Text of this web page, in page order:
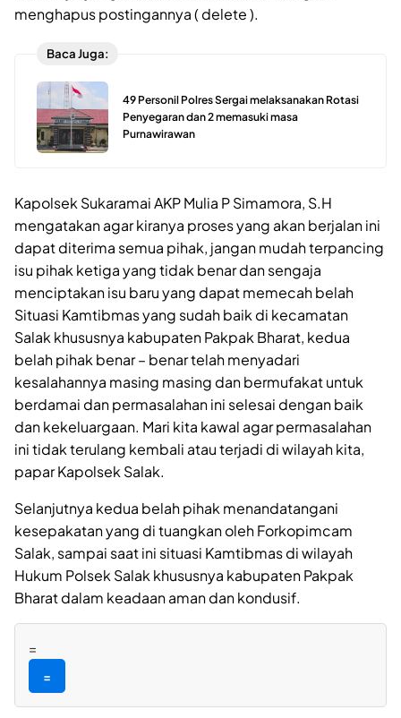
menghapus postingannya ( delete ).
Baca Juga:
49 Personil Polres Sergai melaksanakan Rotasi
Penyegaran dan 2 memasuki masa
Purnawirawan
Kapolsek Sukaramai AKP Mulia P Simamora, S.H
mengatakan agar kiranya proses yang akan berjalan ini
dapat diterima semua pihak, jangan mudah terpancing
isu pihak ketiga yang tidak benar dan sengaja
menciptakan isu baru yang dapat memecah belah
Situasi Kamtibmas yang sudah baik di kecamatan
Salak khususnya kabupaten Pakpak Bharat, kedua
belah pihak benar – benar telah menyadari
kesalahannya masing masing dan bermufakat untuk
berdamai dan permasalahan ini selesai dengan baik
dan kekeluargaan. Mari kita kawal agar permasalahan
ini tidak terulang kembali atau terjadi di wilayah kita,
papar Kapolsek Salak.
Selanjutnya kedua belah pihak menandatangani
kesepakatan yang di tuangkan oleh Forkopimcam
Salak, sampai saat ini situasi Kamtibmas di wilayah
Hukum Polsek Salak khususnya kabupaten Pakpak
Bharat dalam keadaan aman dan kondusif.
=
=